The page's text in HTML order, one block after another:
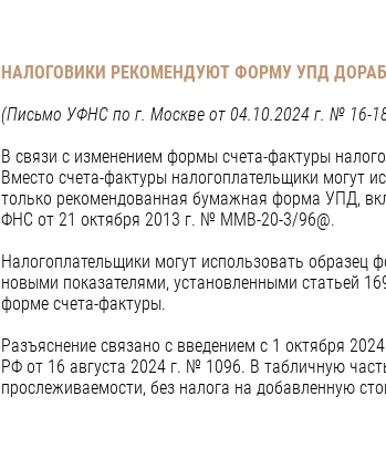
НАЛОГОВИКИ РЕКОМЕНДУЮТ ФОРМУ УПД
(Письмо УФНС по г. Москве от 04.10.2024 г. № 16-
В связи с изменением формы счета-фактуры
Вместо счета-фактуры налогоплательщики могут
только рекомендованная бумажная форма УПД,
ФНС от 21 октября 2013 г. № ММВ-20-3/96@.
Налогоплательщики могут использовать образец
новыми показателями, установленными статьей
форме счета-фактуры.
Разъяснение связано с введением с 1 октября
РФ от 16 августа 2024 г. № 1096. В табличную
прослеживаемости, без налога на добавленную